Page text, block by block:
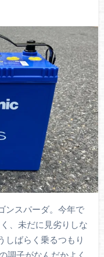
ンスパーダ。今年で
、未だに見劣りしな
しばらく乗るつもり
調子がなんだかよく